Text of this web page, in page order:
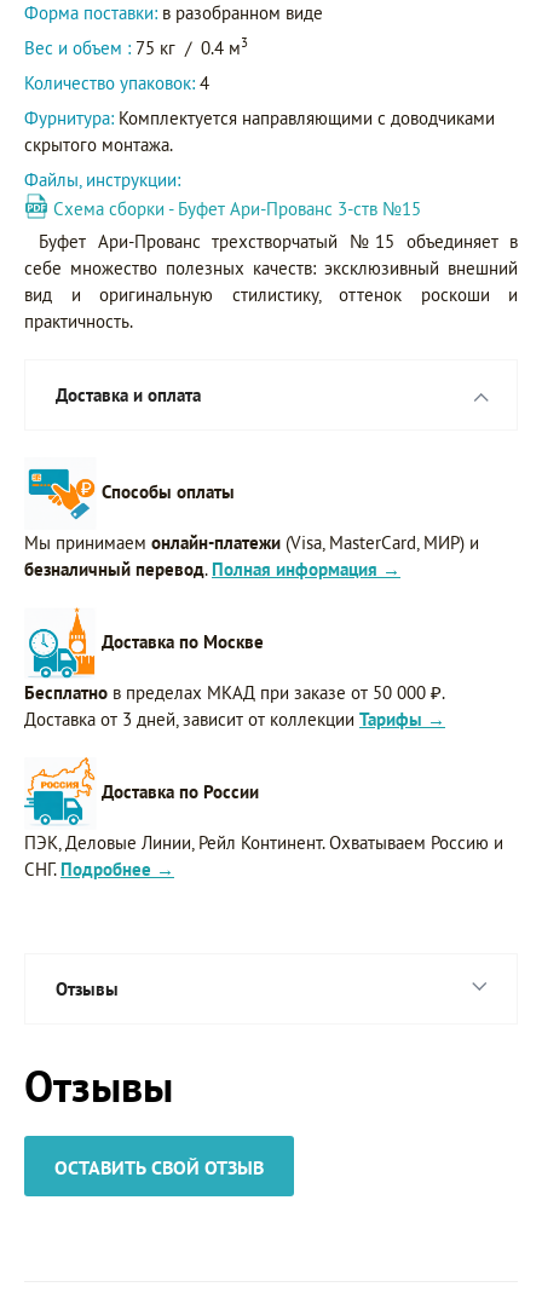
Форма поставки: в разобранном виде
Вес и объем : 75 кг / 0.4 м3
Количество упаковок: 4
Фурнитура: Комплектуется направляющими с доводчиками
скрытого монтажа.
Файлы, инструкции:
Схема сборки - Буфет Ари-Прованс 3-ств №15
Буфет Ари-Прованс трехстворчатый №15 объединяет в
себе множество полезных качеств: эксклюзивный внешний
вид и оригинальную стилистику, оттенок роскоши и
практичность.
Доставка и оплата
Способы оплаты
Мы принимаем онлайн-платежи (Visa, MasterCard, МИР) и
безналичный перевод. Полная информация →
Доставка по Москве
Бесплатно в пределах МКАД при заказе от 50 000 ₽.
Доставка от 3 дней, зависит от коллекции Тарифы →
Доставка по России
ПЭК, Деловые Линии, Рейл Континент. Охватываем Россию и
СНГ. Подробнее →
Отзывы
Отзывы
ОСТАВИТЬ СВОЙ ОТЗЫВ